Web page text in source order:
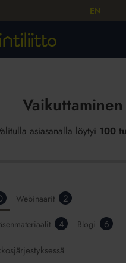
EN
Vaikuttaminen
asiasanalla löytyi 100
Webinaarit 2
4 Blogi 6